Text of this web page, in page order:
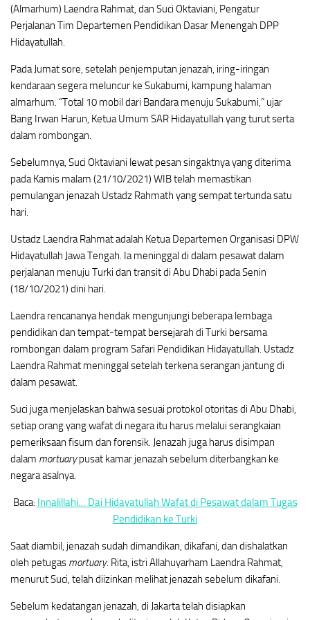
(Almarhum) Laendra Rahmat, dan Suci Oktaviani, Pengatur
Perjalanan Tim Departemen Pendidikan Dasar Menengah DPP
Hidayatullah.
Pada Jumat sore, setelah penjemputan jenazah, iring-iringan
kendaraan segera meluncur ke Sukabumi, kampung halaman
almarhum. “Total 10 mobil dari Bandara menuju Sukabumi,” ujar
Bang Irwan Harun, Ketua Umum SAR Hidayatullah yang turut serta
dalam rombongan.
Sebelumnya, Suci Oktaviani lewat pesan singaktnya yang diterima
pada Kamis malam (21/10/2021) WIB telah memastikan
pemulangan jenazah Ustadz Rahmath yang sempat tertunda satu
hari.
Ustadz Laendra Rahmat adalah Ketua Departemen Organisasi DPW
Hidayatullah Jawa Tengah. Ia meninggal di dalam pesawat dalam
perjalanan menuju Turki dan transit di Abu Dhabi pada Senin
(18/10/2021) dini hari.
Laendra rencananya hendak mengunjungi beberapa lembaga
pendidikan dan tempat-tempat bersejarah di Turki bersama
rombongan dalam program Safari Pendidikan Hidayatullah. Ustadz
Laendra Rahmat meninggal setelah terkena serangan jantung di
dalam pesawat.
Suci juga menjelaskan bahwa sesuai protokol otoritas di Abu Dhabi,
setiap orang yang wafat di negara itu harus melalui serangkaian
pemeriksaan fisum dan forensik. Jenazah juga harus disimpan
dalam mortuarypusat kamar jenazah sebelum diterbangkan ke
negara asalnya.
Baca: Innalillahi… Dai Hidayatullah Wafat di Pesawat dalam Tugas
Pendidikan ke Turki
Saat diambil, jenazah sudah dimandikan, dikafani, dan dishalatkan
oleh petugas mortuary. Rita, istri Allahuyarham Laendra Rahmat,
menurut Suci, telah diizinkan melihat jenazah sebelum dikafani.
Sebelum kedatangan jenazah, di Jakarta telah disiapkan